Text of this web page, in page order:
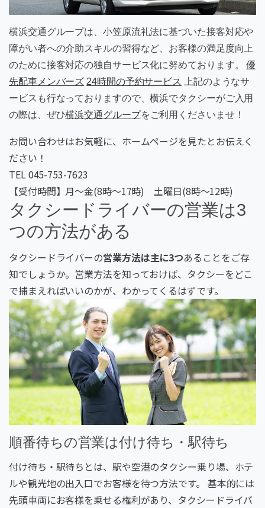
横浜交通グループは、小笠原流礼法に基づいた接客対応や
障がい者への介助スキルの習得など、お客様の満足度向上
のために接客対応の独自サービス化に努めております。優
先配車メンバーズ 24時間の予約サービス
上記のようなサ
ービスも行なっておりますので、横浜でタクシーがご入用
の際は、ぜひ横浜交通グループをご利用くださいませ！
お問い合わせはお気軽に、ホームページを見たとお伝えく
ださい！
TEL 045-753-7623
【受付時間】月～金(8時～17時) 土曜日(8時～12時)
タクシードライバーの営業は3
つの方法がある
タクシードライバーの営業方法は主に3つあることをご存
知でしょうか。営業方法を知っておけば、タクシーをどこ
で捕まえればいいのかが、わかってくるはずです。
順番待ちの営業は付け待ち・駅待ち
付け待ち・駅待ちとは、駅や空港のタクシー乗り場、ホテ
ルや観光地の出入口でお客様を待つ方法です。 基本的には
先頭車両にお客様を乗せる権利があり、タクシードライバ